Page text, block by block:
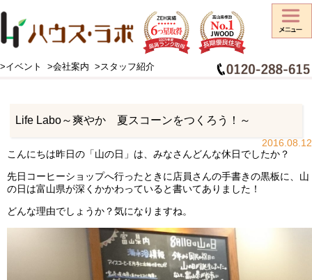
>イベント >会社案内 >スタッフ紹介
HOME > スタッフブログ > お知らせ>Life Labo～爽やか 夏スコーンをつくろう！～
Life Labo～爽やか 夏スコーンをつくろう！～
2016.08.12
こんにちは昨日の「山の日」は、みなさんどんな休日でしたか？
先日コーヒーショップへ行ったときに店員さんの手書きの黒板に、山
の日は富山県が深くかかわっていると書いてありました！
どんな理由でしょうか？気になりますね。